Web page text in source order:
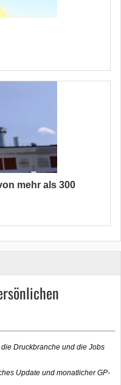
mehr als 300
die Druckbranche und die Jobs
Update und monatlicher GP-